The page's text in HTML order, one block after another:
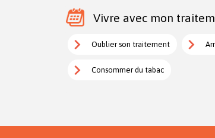
Vivre avec mon
Oublier son traitement
Consommer du tabac